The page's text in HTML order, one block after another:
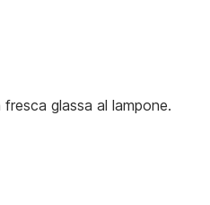
glassa al lampone.